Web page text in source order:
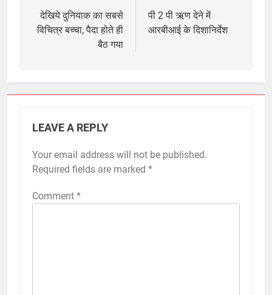
navigation
देखिये दुनियाक का सबसे
विचित्र बच्चा, पैदा होते ही
बैठ गया
पी 2 पी ऋण देने में
आरबीआई के दिशानिर्देश
LEAVE A REPLY
Your email address will not be published.
Required fields are marked *
Comment *